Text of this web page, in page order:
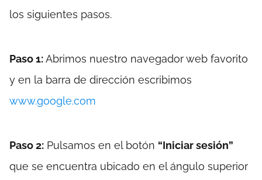
los siguientes pasos.
Paso 1:Abrimos nuestro navegador web favorito
y en la barra de dirección escribimos
www.google.com
Paso 2: Pulsamos en el botón “Iniciar sesión”
que se encuentra ubicado en el ángulo superior